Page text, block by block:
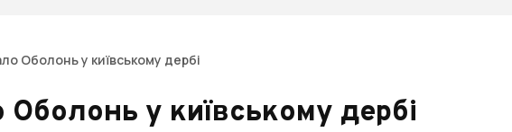
Оболонь у київському дербі
у київському дербі